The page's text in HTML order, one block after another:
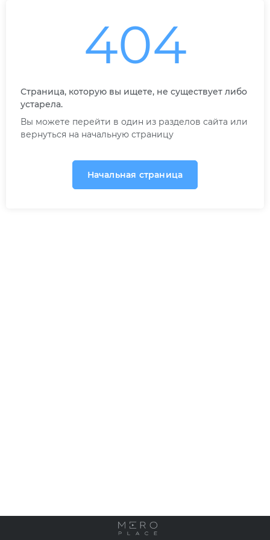
404
Страница, которую вы ищете, не существует либо
устарела.
Вы можете перейти в один из разделов сайта или
вернуться на начальную страницу
Начальная страница